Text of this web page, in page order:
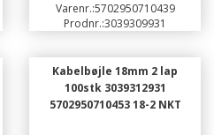
Varenr.:5702950710439
Prodnr.:3039309931
Kabelbøjle 18mm 2 lap
100stk 3039312931
5702950710453 18-2 NKT